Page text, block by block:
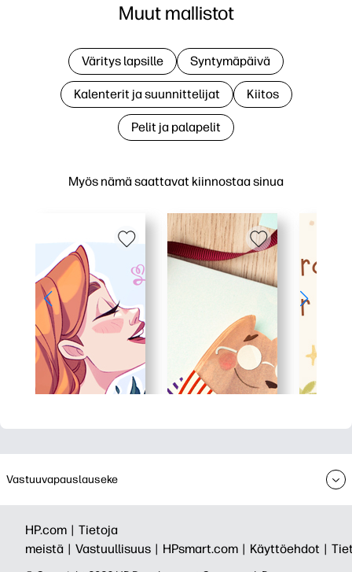
Myös nämä saattavat kiinnostaa sinua
Muut mallistot
Väritys lapsille Syntymäpäivä
Kalenterit ja suunnittelijat Kiitos
Pelit ja palapelit
Vastuuvapauslauseke
HP.com | Tietoja
meistä | Vastuullisuus | HPsmart.com | Käyttöehdot |